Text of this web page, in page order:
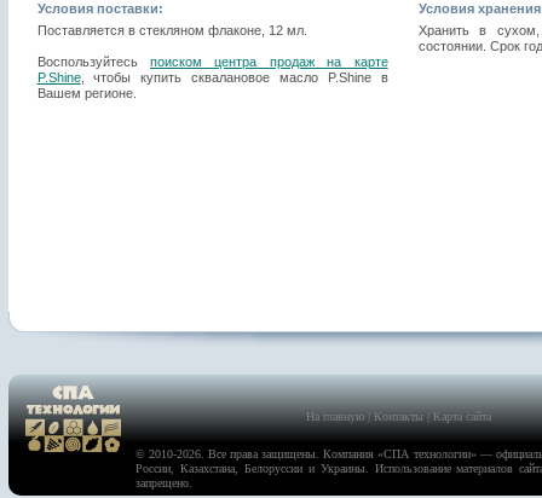
Условия поставки:
Поставляется в стекляном флаконе, 12 мл.
Воспользуйтесь поиском центра продаж на карте
P.Shine, чтобы купить сквалановое масло P.Shine в
Вашем регионе.
Условия
Хранить в
состоянии. Срок
На главную |Контакты |Карта сайта
© 2010-2026. Все права защищены. Компания «СПА технологии» —
России, Казахстана, Белоруссии и Украины. Использование материалов
запрещено.